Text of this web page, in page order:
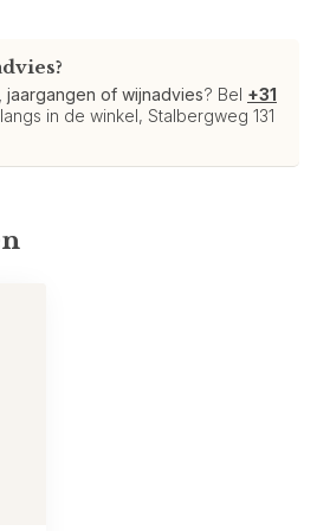
jaargangen of wijnadvies? Bel +31
in de winkel, Stalbergweg 131